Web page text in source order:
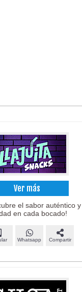
Ver más
el sabor auténtico
en cada bocado!
Whatsapp Compartir